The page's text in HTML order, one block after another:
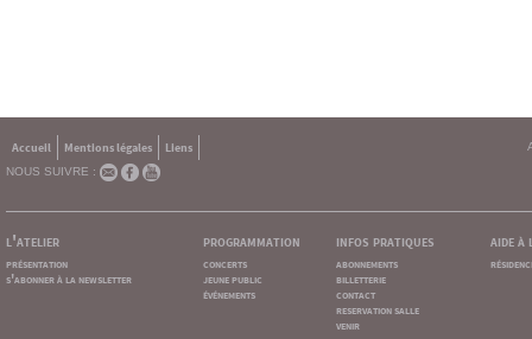
Accueil Mentions légales
Liens
NOUS SUIVRE :
l'atelier
présentation
s'abonner à la newsletter
programmation
concerts
jeune public
événements
infos pratiques
abonnements
billetterie
contact
reservation salle
venir
aide